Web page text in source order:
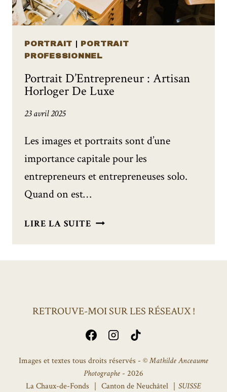
PORTRAIT | PORTRAIT
PROFESSIONNEL
Portrait D’Entrepreneur : Artisan
Horloger De Luxe
23 avril 2025
Les images et portraits sont d’une
importance capitale pour les
entrepreneurs et entrepreneuses solo.
Quand on est…
LIRE LA SUITE PORTRAIT
ARTISAN
LUXE
RETROUVE-MOI SUR LES RÉSEAUX !
Images et textes tous droits réservés - ©Mathilde Anceaume
Photographe - 2026
La Chaux-de-Fonds ｜ Canton de Neuchâtel ｜ SUISSE